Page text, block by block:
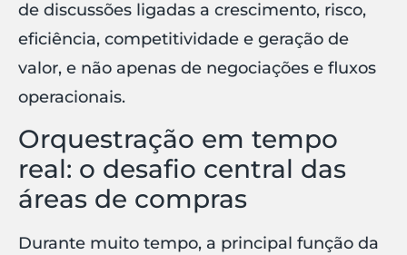
de discussões ligadas a crescimento, risco,
eficiência, competitividade e geração de
valor, e não apenas de negociações e fluxos
operacionais.
Orquestração em tempo
real: o desafio central das
áreas de compras
Durante muito tempo, a principal função da